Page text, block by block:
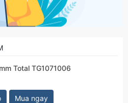
Total TG1071006
Mua ngay